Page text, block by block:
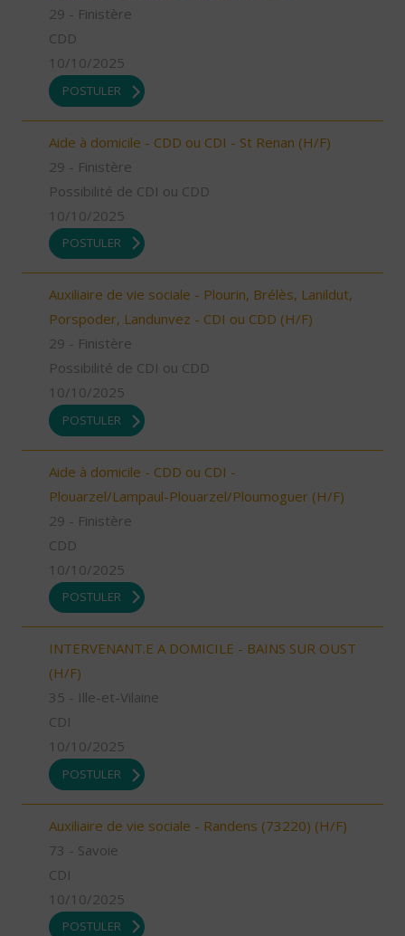
29 - Finistère
CDD
10/10/2025
POSTULER
Aide à domicile - CDD ou CDI - St Renan (H/F)
29 - Finistère
Possibilité de CDI ou CDD
10/10/2025
POSTULER
Auxiliaire de vie sociale - Plourin, Brélès, Lanildut,
Porspoder, Landunvez - CDI ou CDD (H/F)
29 - Finistère
Possibilité de CDI ou CDD
10/10/2025
POSTULER
Aide à domicile - CDD ou CDI -
Plouarzel/Lampaul-Plouarzel/Ploumoguer (H/F)
29 - Finistère
CDD
10/10/2025
POSTULER
INTERVENANT.E A DOMICILE - BAINS SUR OUST
(H/F)
35 - Ille-et-Vilaine
CDI
10/10/2025
POSTULER
Auxiliaire de vie sociale - Randens (73220) (H/F)
73 - Savoie
CDI
10/10/2025
POSTULER